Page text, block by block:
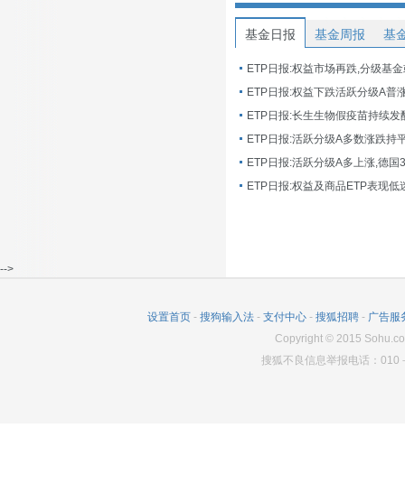
基金日报 基金周报 基
ETP日报:权益市场再跌,分级基
ETP日报:长生生物假疫苗持续发
ETP日报:活跃分级A多数涨跌持
ETP日报:活跃分级A多上涨,德国
-->
设置首页 - 搜狗输入法 - 支付中心 - 搜狐招聘 - 广告服
Copyright© 2015
搜狐不良信息举报电话：010